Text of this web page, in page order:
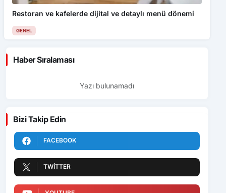
Restoran ve kafelerde dijital ve detaylı menü dönemi
GENEL
Haber Sıralaması
Yazı bulunamadı
Bizi Takip Edin
FACEBOOK
TWITTER